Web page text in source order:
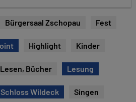
Bürgersaal Zschopau Fest
Highlight Kinder
Lesen, Bücher Lesung
Schloss Wildeck Singen